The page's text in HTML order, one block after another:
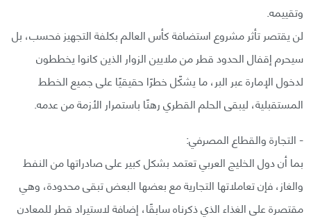
وتقييمه.
لن يقتصر تأثر مشروع استضافة كأس العالم بكلفة التجهيز فحسب، بل
سيحرم إقفال الحدود قطر من ملايين الزوار الذين كانوا يخططون
لدخول الإمارة عبر البر، ما يشكّل خطرًا حقيقيًا على جميع الخطط
المستقبلية، ليبقى الحلم القطري رهنًا باستمرار الأزمة من عدمه.
- التجارة والقطاع المصرفي:
بما أن دول الخليج العربي تعتمد بشكل كبير على صادراتها من النفط
والغاز، فإن تعاملاتها التجارية مع بعضها البعض تبقى محدودة، وهي
مقتصرة على الغذاء الذي ذكرناه سابقًا، إضافة لاستيراد قطر للمعادن